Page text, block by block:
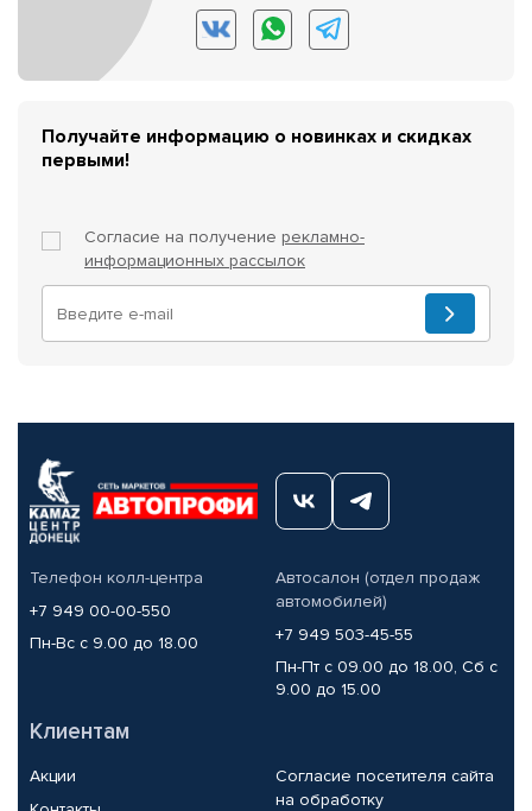
Получайте информацию о новинках и скидках
первыми!
Согласие на получение рекламно-
информационных рассылок
Телефон колл-центра
+7 949 00-00-550
Пн-Вс с 9.00 до 18.00
Автосалон (отдел продаж
автомобилей)
+7 949 503-45-55
Пн-Пт с 09.00 до 18.00, Сб с
9.00 до 15.00
Клиентам
Акции
Согласие посетителя сайта
на обработку